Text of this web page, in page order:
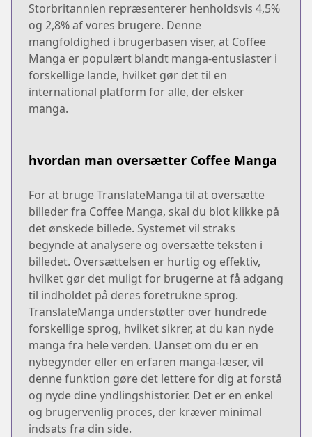
Storbritannien repræsenterer henholdsvis 4,5%
og 2,8% af vores brugere. Denne
mangfoldighed i brugerbasen viser, at Coffee
Manga er populært blandt manga-entusiaster i
forskellige lande, hvilket gør det til en
international platform for alle, der elsker
manga.
hvordan man oversætter Coffee Manga
For at bruge TranslateManga til at oversætte
billeder fra Coffee Manga, skal du blot klikke på
det ønskede billede. Systemet vil straks
begynde at analysere og oversætte teksten i
billedet. Oversættelsen er hurtig og effektiv,
hvilket gør det muligt for brugerne at få adgang
til indholdet på deres foretrukne sprog.
TranslateManga understøtter over hundrede
forskellige sprog, hvilket sikrer, at du kan nyde
manga fra hele verden. Uanset om du er en
nybegynder eller en erfaren manga-læser, vil
denne funktion gøre det lettere for dig at forstå
og nyde dine yndlingshistorier. Det er en enkel
og brugervenlig proces, der kræver minimal
indsats fra din side.